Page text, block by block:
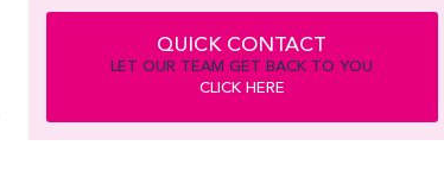
QUICK CONTACT
LET OUR TEAM GET BACK TO YOU
CLICK HERE